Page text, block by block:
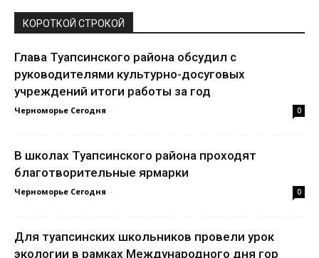
КОРОТКОЙ СТРОКОЙ
Глава Туапсинского района обсудил с
руководителями культурно-досуговых
учреждений итоги работы за год
Черноморье Сегодня - 0
В школах Туапсинского района проходят
благотворительные ярмарки
Черноморье Сегодня - 0
Для туапсинских школьников провели урок
экологии в рамках Международного дня гор